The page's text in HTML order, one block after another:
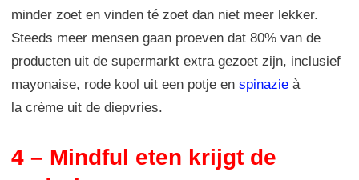
minder zoet en vinden té zoet dan niet meer lekker.
Steeds meer mensen gaan proeven dat 80% van de
producten uit de supermarkt extra gezoet zijn, inclusief
mayonaise, rode kool uit een potje en spinazie à
la crème uit de diepvries.
4 – Mindful eten krijgt de